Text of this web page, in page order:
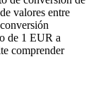
valores entre
de 1 EUR a
comprender